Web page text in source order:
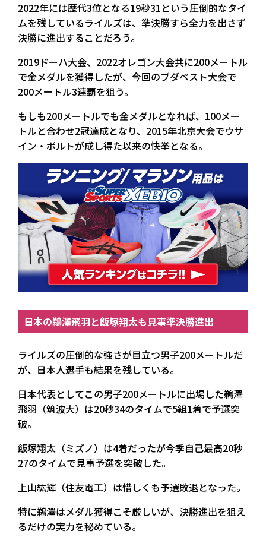
2022年には歴代3位となる19秒31という圧倒的なタイ
ムを残しているライルズは、準決勝すら全力を出さず
決勝に進出することだろう。
2019ドーハ大会、2022オレゴン大会共に200メートル
で金メダルを獲得したが、今回のブダペスト大会で
200メートル3連覇を狙う。
もしも200メートルでも金メダルとなれば、100メー
トルと合わせ2冠達成となり、2015年北京大会でウサ
イン・ボルトが成し得た以来の快挙となる。
日本の鵜澤飛羽と飯塚翔太も見事準決勝進出
ライルズの圧倒的な強さが目立つ男子200メートルだ
が、日本人選手も結果を残している。
日本代表としてこの男子200メートルに出場した鵜澤
飛羽（筑波大）は20秒34のタイムで5組1着で予選突
破。
飯塚翔太（ミズノ）は4着だったが今季自己最高20秒
27のタイムで見事予選を突破した。
上山紘輝（住友電工）は惜しくも予選敗退となった。
特に鵜澤はメダル獲得こそ厳しいが、決勝進出を狙え
るだけの実力を秘めている。